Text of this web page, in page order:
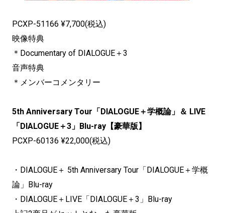
PCXP-51166 ¥7,700(税込)
映像特典
＊Documentary of DIALOGUE＋3
音声特典
＊メンバーコメンタリー
5th Anniversary Tour「DIALOGUE＋学概論」＆ LIVE
「DIALOGUE＋3」Blu-ray【豪華版】
PCXP-60136 ¥22,000(税込)
・DIALOGUE＋ 5th Anniversary Tour「DIALOGUE＋学概
論」Blu-ray
・DIALOGUE＋LIVE「DIALOGUE＋3」Blu-ray